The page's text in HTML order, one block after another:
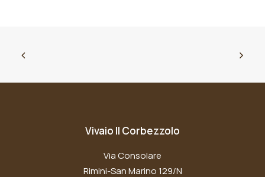
Vivaio Il Corbezzolo
Via Consolare
Rimini-San Marino 129/N